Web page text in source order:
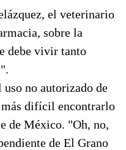
el veterinario
sobre la
debe vivir tanto
no autorizado de
difícil encontrarlo
de México. "Oh, no,
de El Grano